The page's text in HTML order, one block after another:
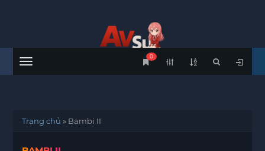
Menu
0
Trang chủ » Bambi II